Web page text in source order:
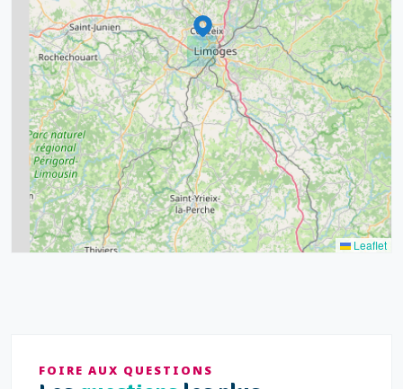
9
2
3
11
5
8
7
7
6
20
15
Leaflet
FOIRE AUX QUESTIONS